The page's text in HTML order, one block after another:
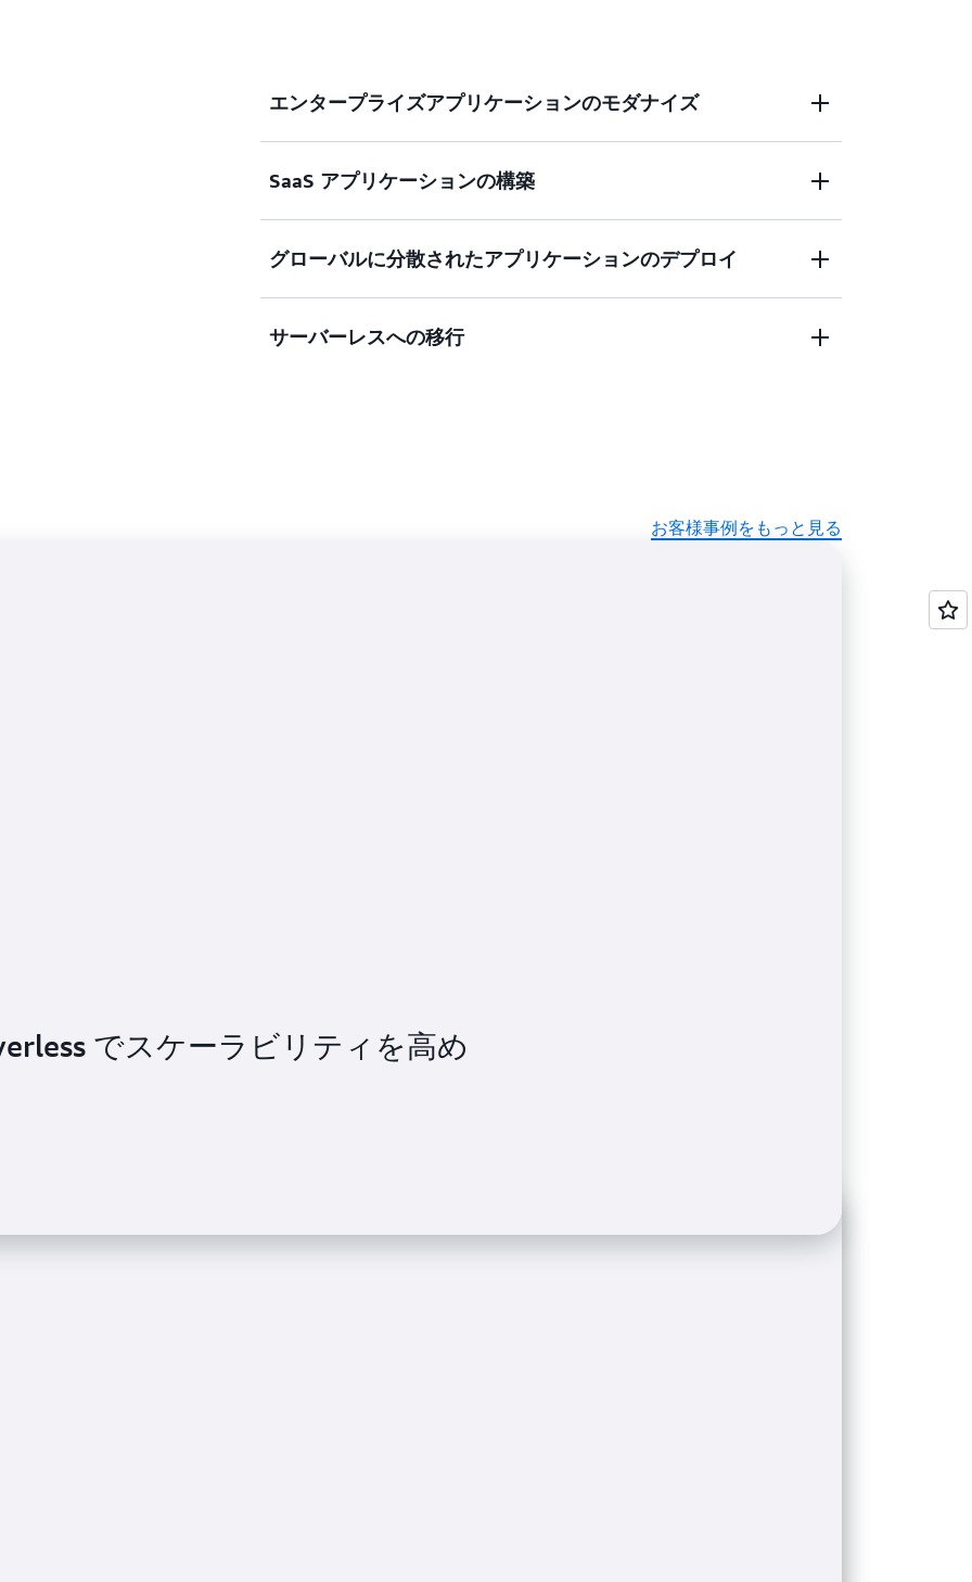
エンタープライズアプリケーションのモダナイズ
(ERP)、サプライチェーン、請求アプリケーションなどのエンタープラ
イズアプリケーションを高可用性と高パフォーマンスで運用します。
SaaS アプリケーションの構築
フォーマンスに優れたマルチテナントの SaaS (Software-as a-Service)
アプリケーションをサポートします。
グローバルに分散されたアプリケーションのデプロイ
サービスなど、複数のリージョンにまたがるスケーラビリティと耐障
サーバーレスへの移行
お客様事例をもっと見る
でスケーラビリティを高め